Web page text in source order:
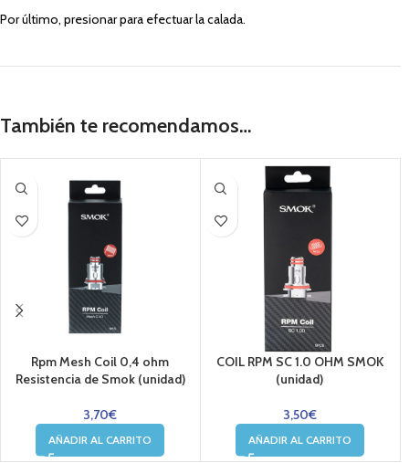
Por último, presionar para efectuar la calada.
También te recomendamos…
Rpm Mesh Coil 0,4 ohm
Resistencia de Smok (unidad)
3,70€
AÑADIR AL CARRITO
COIL RPM SC 1.0 OHM SMOK
(unidad)
3,50€
AÑADIR AL CARRITO